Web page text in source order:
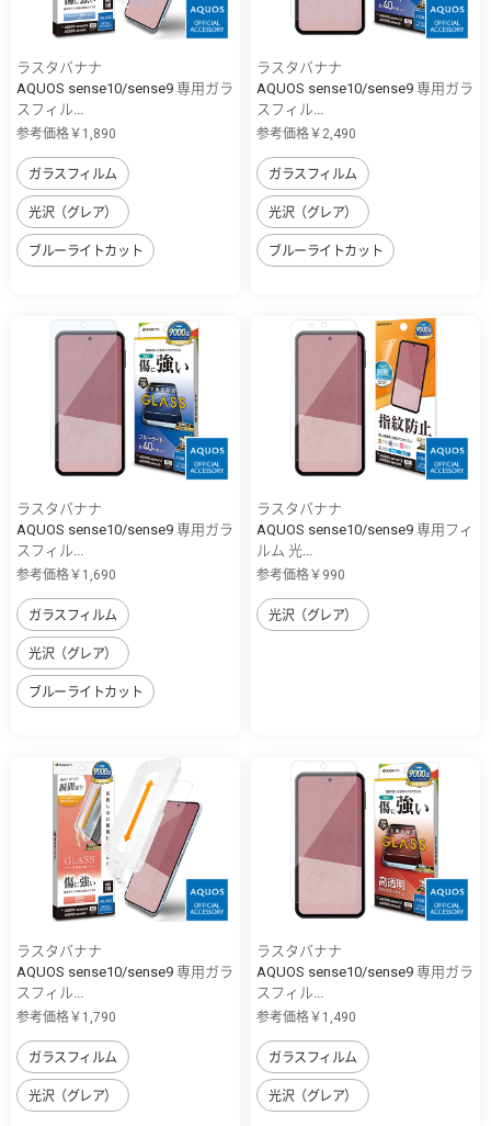
ラスタバナナ
AQUOS sense10/sense9 専用ガラ
スフィル...
参考価格￥1,890
ガラスフィルム
光沢（グレア）
ブルーライトカット
ラスタバナナ
AQUOS sense10/sense9 専用ガラ
スフィル...
参考価格￥2,490
ガラスフィルム
光沢（グレア）
ブルーライトカット
ラスタバナナ
AQUOS sense10/sense9 専用ガラ
スフィル...
参考価格￥1,690
ガラスフィルム
光沢（グレア）
ブルーライトカット
ラスタバナナ
AQUOS sense10/sense9 専用フィ
ルム 光...
参考価格￥990
光沢（グレア）
ラスタバナナ
AQUOS sense10/sense9 専用ガラ
スフィル...
参考価格￥1,790
ガラスフィルム
光沢（グレア）
ラスタバナナ
AQUOS sense10/sense9 専用ガラ
スフィル...
参考価格￥1,490
ガラスフィルム
光沢（グレア）